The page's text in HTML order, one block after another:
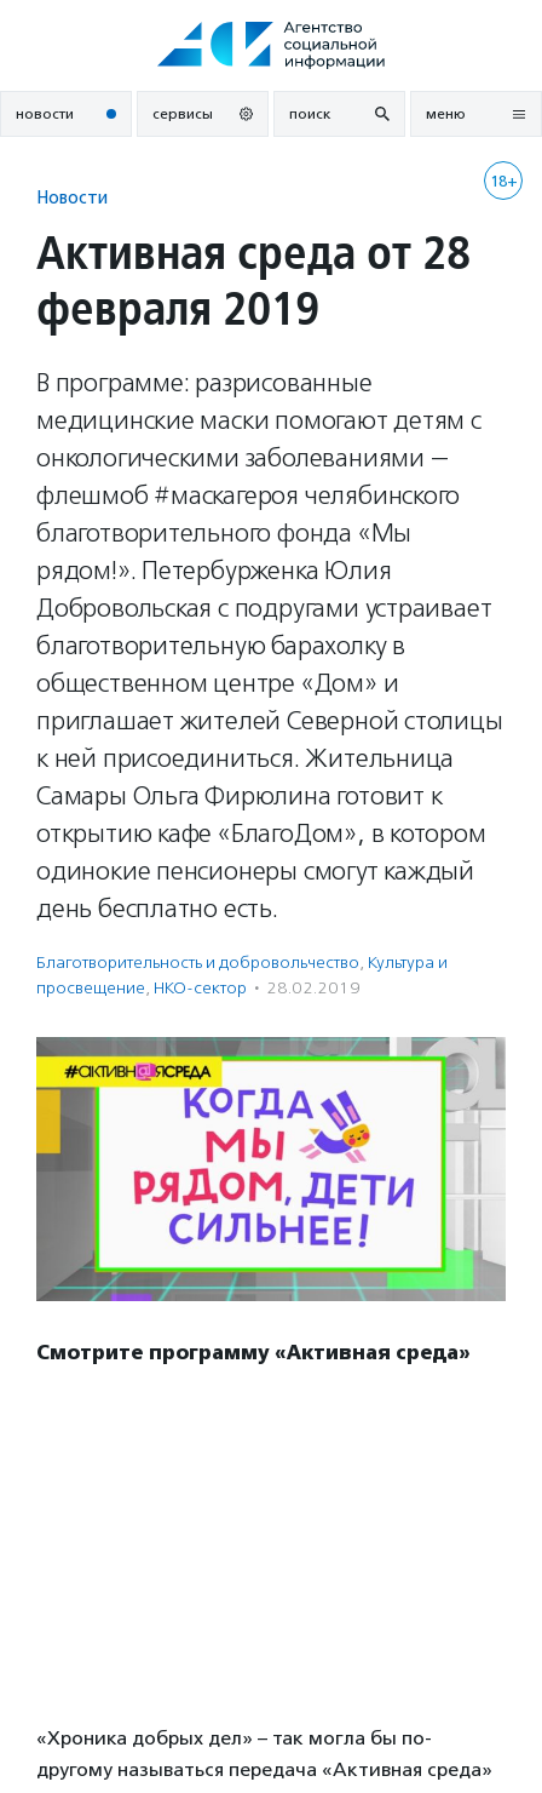
новости сервисы поиск меню
18+
Новости
Активная среда от 28
февраля 2019
В программе: разрисованные
медицинские маски помогают детям с
онкологическими заболеваниями —
флешмоб #маскагероя челябинского
благотворительного фонда «Мы
рядом!». Петербурженка Юлия
Добровольская с подругами устраивает
благотворительную барахолку в
общественном центре «Дом» и
приглашает жителей Северной столицы
к ней присоединиться. Жительница
Самары Ольга Фирюлина готовит к
открытию кафе «БлагоДом», в котором
одинокие пенсионеры смогут каждый
день бесплатно есть.
Благотвори­тель­ность и доброволь­чест­во, Культура и
просвещение, НКО-сектор · 28.02.2019
Смотрите программу «Активная среда»
«Хроника добрых дел» – так могла бы по-
другому называться передача «Активная среда»